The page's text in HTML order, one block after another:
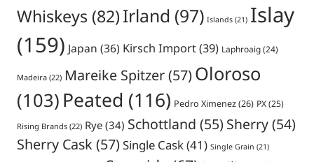
Whiskeys (82)Irland (97) Islands(21) Islay
(159) Japan (36) Kirsch Import(39) Laphroaig(24)
Madeira(22) Mareike Spitzer(57)Oloroso
(103) Peated (116) Pedro Ximenez(26) PX(25)
Rising Brands(22) Rye(34) Schottland (55) Sherry(54)
Sherry Cask (57)Single Cask(41) Single Grain (21)